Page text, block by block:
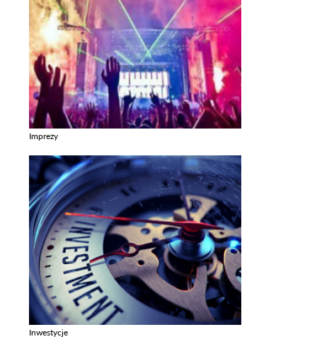
Imprezy
Inwestycje